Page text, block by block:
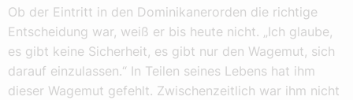
Ob der Eintritt in den Dominikanerorden die richtige
Entscheidung war, weiß er bis heute nicht. „Ich glaube,
es gibt keine Sicherheit, es gibt nur den Wagemut, sich
darauf einzulassen.“ In Teilen seines Lebens hat ihm
dieser Wagemut gefehlt. Zwischenzeitlich war ihm nicht